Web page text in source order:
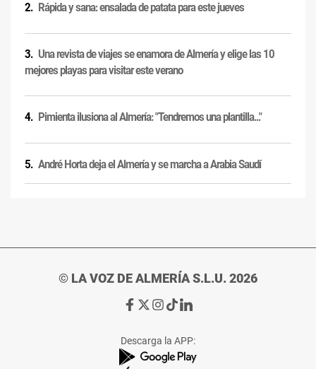
Rápida y sana: ensalada de patata para este jueves
Una revista de viajes se enamora de Almería y elige las 10
mejores playas para visitar este verano
Pimienta ilusiona al Almería: "Tendremos una plantilla..."
André Horta deja el Almería y se marcha a Arabia Saudí
© LA VOZ DE ALMERÍA S.L.U. 2026
Ir
de
La
Ir
de
La
Ir
de
La
Ir
de
La
Ir
de
La
Descarga la APP: